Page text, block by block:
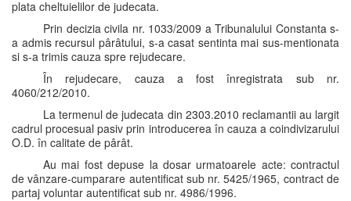
plata cheltuielilor de judecata.
Prin decizia civila nr. 1033/2009 a Tribunalului Constanta s-
a admis recursul pârâtului, s-a casat sentinta mai sus-mentionata
si s-a trimis cauza spre rejudecare.
În rejudecare, cauza a fost înregistrata sub nr.
4060/212/2010.
La termenul de judecata din 2303.2010 reclamantii au largit
cadrul procesual pasiv prin introducerea în cauza a coindivizarului
O.D. în calitate de pârât.
Au mai fost depuse la dosar urmatoarele acte: contractul
de vânzare-cumparare autentificat sub nr. 5425/1965, contract de
partaj voluntar autentificat sub nr. 4986/1996.